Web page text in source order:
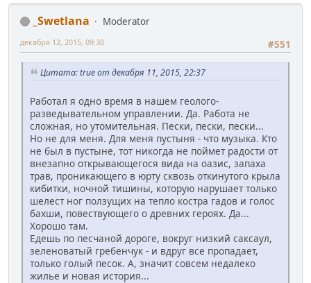
_Swetlana
Moderator
#551
декабря 12, 2015, 09:30
Цитата: true от декабря 11, 2015, 22:37
Работал я одно время в нашем геолого-
разведывательном управлении. Да. Работа не
сложная, но утомительная. Пески, пески, пески...
Но не для меня. Для меня пустыня - что музыка. Кто
не был в пустыне, тот никогда не поймет радости от
внезапно открывающегося вида на оазис, запаха
трав, проникающего в юрту сквозь откинутого крыла
кибитки, ночной тишины, которую нарушает только
шелест ног ползущих на тепло костра гадов и голос
бахши, повествующего о древних героях. Да...
Хорошо там.
Едешь по песчаной дороге, вокруг низкий саксаул,
зеленоватый гребенчук - и вдруг все пропадает,
только голый песок. А, значит совсем недалеко
жилье и новая история...